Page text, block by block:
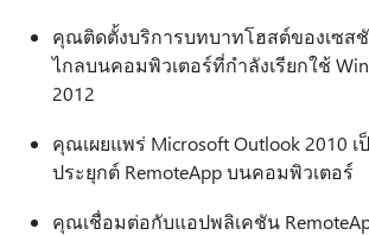
คุณติดตั้งบริการบทบาทโฮสต์ของเซส
ไกลบนคอมพิวเตอร์ที่กําลังเรียกใช้
2012
คุณเผยแพร่ Microsoft Outlook 2010
ประยุกต์ RemoteApp บนคอมพิวเตอร์
คุณเชื่อมต่อกับแอปพลิเคชัน